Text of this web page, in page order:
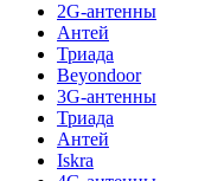
2G-антенны
Антей
Триада
Beyondoor
3G-антенны
Триада
Антей
Iskra